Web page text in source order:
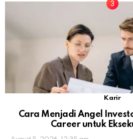
Karir
Cara Menjadi Angel
Career untuk